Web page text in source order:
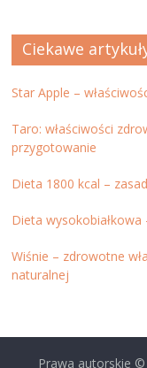
Ciekawe
Star Apple –
Taro: właściwości
przygotowanie
Dieta 1800 kcal –
Dieta wysokobiałkowa
Wiśnie – zdrowotne
naturalnej
Prawa autorskie